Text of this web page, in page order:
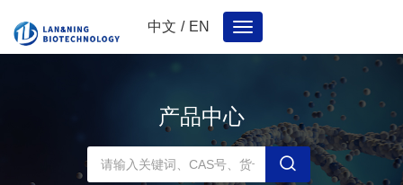
中文 / EN
Toggle
navigation
产品中心